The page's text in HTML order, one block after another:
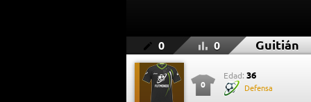
0 0 Guitián
0
Edad: 36
Defensa